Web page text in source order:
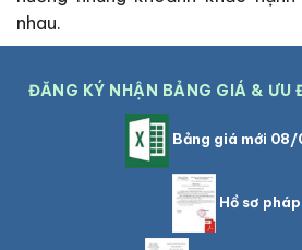
nhau.
ĐĂNG KÝ NHẬN BẢNG GIÁ & ƯU
Bảng giá mới
Hồ sơ